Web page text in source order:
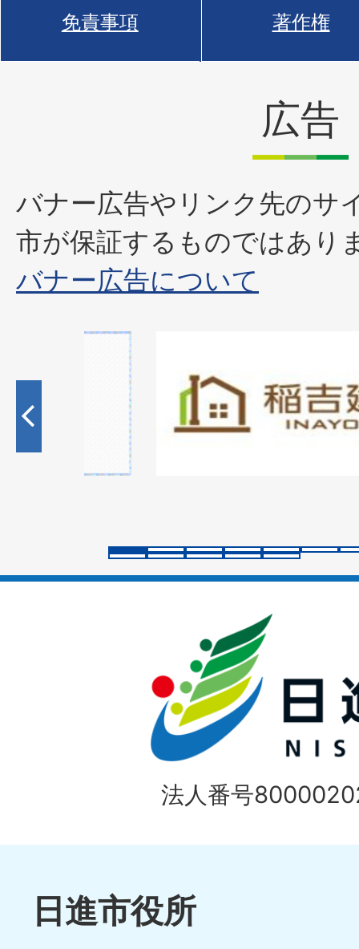
免責事項 著作権
広告
バナー広告やリンク先のサ
市が保証するものではあり
バナー広告について
枚
目
ラ
イ
法人番号
日進市役所